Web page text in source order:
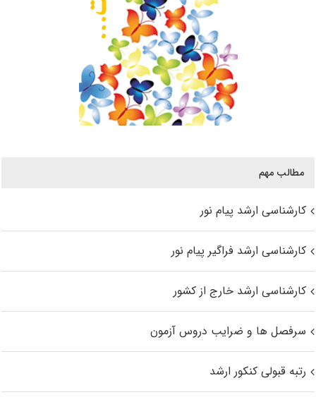
مطالب مهم
کارشناسی ارشد پیام نور
کارشناسی ارشد فراگیر پیام نور
کارشناسی ارشد خارج از کشور
سرفصل ها و ضرایب دروس آزمون
رتبه قبولی کنکور ارشد